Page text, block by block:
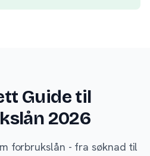
Guide til
2026
forbrukslån - fra søknad til